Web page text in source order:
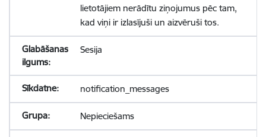
lietotājiem nerādītu ziņojumus pēc tam,
kad viņi ir izlasījuši un aizvēruši tos.
Sesija
notification_messages
Nepieciešams